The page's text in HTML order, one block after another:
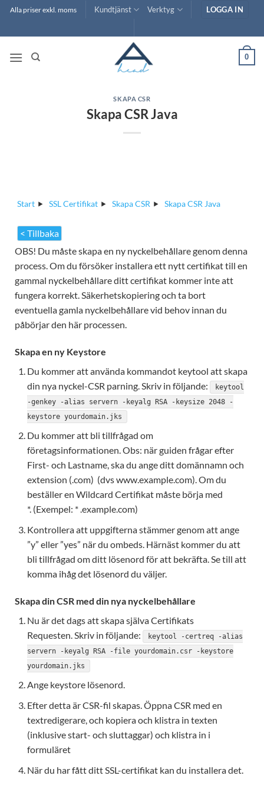
Skip
content
Alla priser exkl. moms Kundtjänst Verktyg LOGGA IN
0
SKAPA CSR
Skapa CSR Java
Start SSL Certifikat Skapa CSR Skapa CSR Java
< Tillbaka
OBS! Du måste skapa en ny nyckelbehållare genom denna
process. Om du försöker installera ett nytt certifikat till en
gammal nyckelbehållare ditt certifikat kommer inte att
fungera korrekt. Säkerhetskopiering och ta bort
eventuella gamla nyckelbehållare vid behov innan du
påbörjar den här processen.
Skapa en ny Keystore
Du kommer att använda kommandot keytool att skapa
din nya nyckel-CSR parning. Skriv in följande:
keytool
-genkey -alias servern -keyalg RSA -keysize 2048 -
keystore yourdomain.jks
Du kommer att bli tillfrågad om
företagsinformationen. Obs: när guiden frågar efter
First- och Lastname, ska du ange ditt domännamn och
extension (.com) (dvs www.example.com). Om du
beställer en Wildcard Certifikat måste börja med
*. (Exempel: * .example.com)
Kontrollera att uppgifterna stämmer genom att ange
”y” eller ”yes” när du ombeds. Härnäst kommer du att
bli tillfrågad om ditt lösenord för att bekräfta. Se till att
komma ihåg det lösenord du väljer.
Skapa din CSR med din nya nyckelbehållare
Nu är det dags att skapa själva Certifikats
Requesten. Skriv in följande:
keytool -certreq -alias
servern -keyalg RSA -file yourdomain.csr -keystore
yourdomain.jks
Ange keystore lösenord.
Efter detta är CSR-fil skapas. Öppna CSR med en
textredigerare, och kopiera och klistra in texten
(inklusive start- och sluttaggar) och klistra in i
formuläret
När du har fått ditt SSL-certifikat kan du installera det.